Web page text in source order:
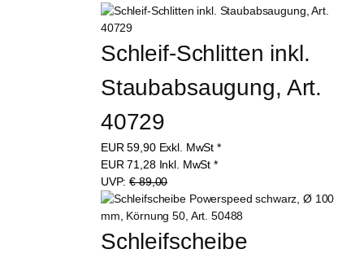
Schleif-Schlitten inkl.
Staubabsaugung, Art.
40729
EUR59,90 Exkl. MwSt *
EUR71,28 Inkl. MwSt *
UVP:€ 89,00
Schleifscheibe